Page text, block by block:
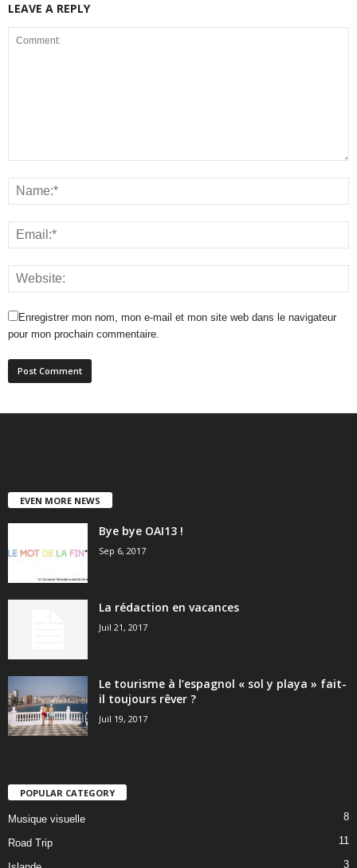
LEAVE A REPLY
Enregistrer mon nom, mon e-mail et mon site web dans le navigateur
pour mon prochain commentaire.
EVEN MORE NEWS
Bye bye OAI13 !
Sep 6, 2017
La rédaction en vacances
Juil 21, 2017
Le tourisme à l’espagnol « sol y playa » fait-
il toujours rêver ?
Juil 19, 2017
POPULAR CATEGORY
Musique visuelle 8
Road Trip 11
3